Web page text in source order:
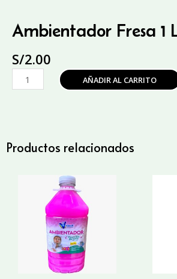
Ambientador Fresa 1
S/2.00
Ambientador
Fresa
AÑADIR AL CARRITO
Productos relacionados